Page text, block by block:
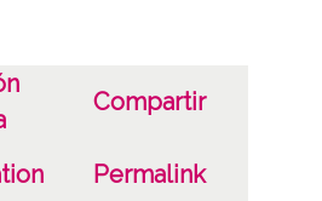
del soporte
Compartir
Permalink